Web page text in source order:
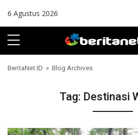
6 Agustus 2026
BeritaNet.ID » Blog Archives
Tag: Destinasi